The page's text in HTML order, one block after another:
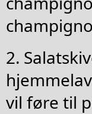
2.
vil føre til